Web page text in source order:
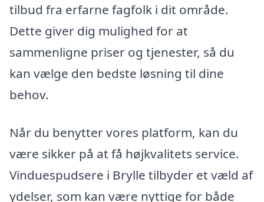
tilbud fra erfarne fagfolk i dit område.
Dette giver dig mulighed for at
sammenligne priser og tjenester, så du
kan vælge den bedste løsning til dine
behov.
Når du benytter vores platform, kan du
være sikker på at få højkvalitets service.
Vinduespudsere i Brylle tilbyder et væld af
ydelser, som kan være nyttige for både